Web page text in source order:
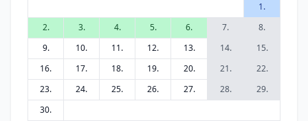
1.
2.
3. 4. 5. 6. 7.
8.
9.
10. 11. 12. 13. 14.
15.
16.
17. 18. 19. 20. 21.
22.
23.
24. 25. 26. 27. 28.
29.
30.